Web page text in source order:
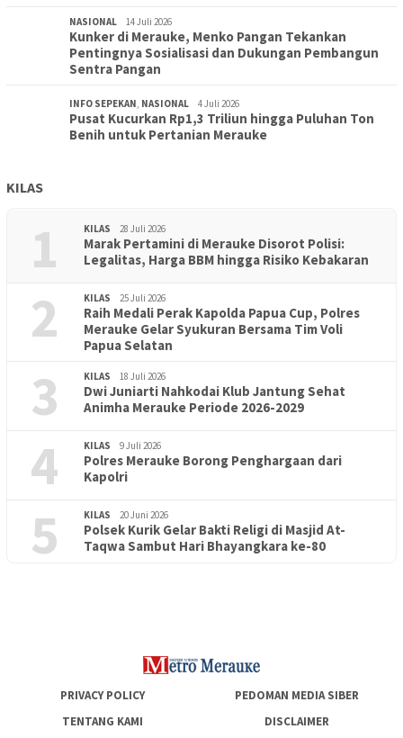
NASIONAL 14 Juli 2026
Kunker di Merauke, Menko Pangan Tekankan
Pentingnya Sosialisasi dan Dukungan Pembangun
Sentra Pangan
INFO SEPEKAN NASIONAL 4 Juli 2026
Pusat Kucurkan Rp1,3 Triliun hingga Puluhan Ton
Benih untuk Pertanian Merauke
KILAS
1 KILAS 28 Juli 2026
Marak Pertamini di Merauke Disorot Polisi:
Legalitas, Harga BBM hingga Risiko Kebakaran
2 KILAS 25 Juli 2026
Raih Medali Perak Kapolda Papua Cup, Polres
Merauke Gelar Syukuran Bersama Tim Voli
Papua Selatan
3 KILAS 18 Juli 2026
Dwi Juniarti Nahkodai Klub Jantung Sehat
Animha Merauke Periode 2026-2029
4 KILAS 9 Juli 2026
Polres Merauke Borong Penghargaan dari
Kapolri
5 KILAS 20 Juni 2026
Polsek Kurik Gelar Bakti Religi di Masjid At-
Taqwa Sambut Hari Bhayangkara ke-80
PENDIDIKAN 18 Juni 2026
Lepas Puluhan Peserta Didik, TK Yapis 2 Merauke Siapkan
PRIVACY POLICY
PEDOMAN MEDIA SIBER
TENTANG KAMI
DISCLAIMER